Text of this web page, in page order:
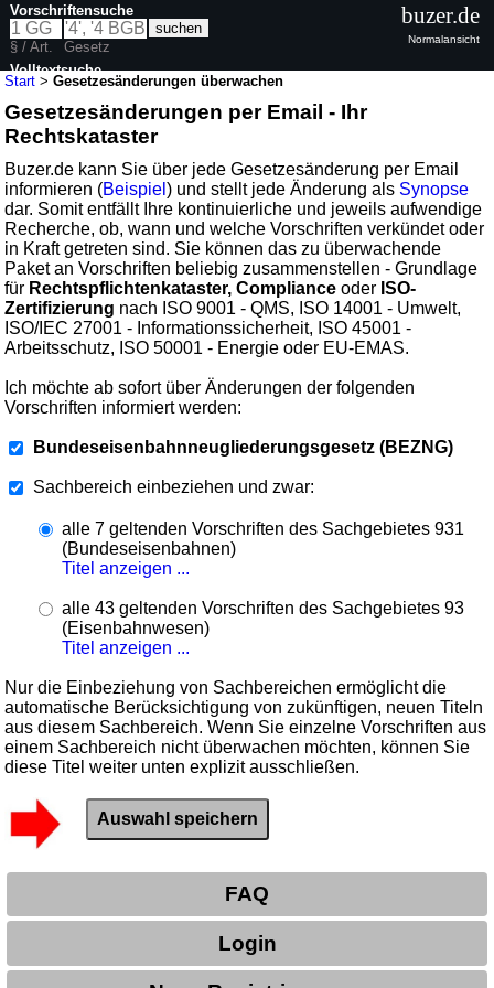
Start >Gesetzesänderungen überwachen
Gesetzesänderungen per Email - Ihr
Rechtskataster
Buzer.de kann Sie über jede Gesetzesänderung per Email
informieren (Beispiel) und stellt jede Änderung als Synopse
dar. Somit entfällt Ihre kontinuierliche und jeweils aufwendige
Recherche, ob, wann und welche Vorschriften verkündet oder
in Kraft getreten sind. Sie können das zu überwachende
Paket an Vorschriften beliebig zusammenstellen - Grundlage
für Rechtspflichtenkataster, Compliance oder ISO-
Zertifizierung nach ISO 9001 - QMS, ISO 14001 - Umwelt,
ISO/IEC 27001 - Informationssicherheit, ISO 45001 -
Arbeitsschutz, ISO 50001 - Energie oder EU-EMAS.
Ich möchte ab sofort über Änderungen der folgenden
Vorschriften informiert werden:
Bundeseisenbahnneugliederungsgesetz (BEZNG)
Sachbereich einbeziehen und zwar:
alle 7 geltenden Vorschriften des Sachgebietes 931
(Bundeseisenbahnen)
Titel anzeigen ...
alle 43 geltenden Vorschriften des Sachgebietes 93
(Eisenbahnwesen)
Titel anzeigen ...
Nur die Einbeziehung von Sachbereichen ermöglicht die
automatische Berücksichtigung von zukünftigen, neuen Titeln
aus diesem Sachbereich. Wenn Sie einzelne Vorschriften aus
einem Sachbereich nicht überwachen möchten, können Sie
diese Titel weiter unten explizit ausschließen.
FAQ
Login
Vorschriftensuche
§ / Art.
Gesetz
Volltextsuche
buzer.de
Normalansicht